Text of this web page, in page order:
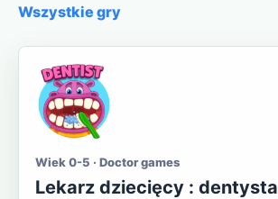
Wszystkie gry
Wiek 0-5 · Doctor games
Lekarz dziecięcy : dentysta